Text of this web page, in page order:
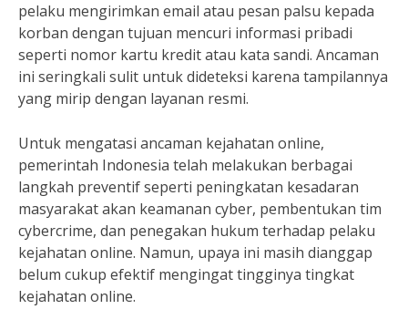
pelaku mengirimkan email atau pesan palsu kepada
korban dengan tujuan mencuri informasi pribadi
seperti nomor kartu kredit atau kata sandi. Ancaman
ini seringkali sulit untuk dideteksi karena tampilannya
yang mirip dengan layanan resmi.
Untuk mengatasi ancaman kejahatan online,
pemerintah Indonesia telah melakukan berbagai
langkah preventif seperti peningkatan kesadaran
masyarakat akan keamanan cyber, pembentukan tim
cybercrime, dan penegakan hukum terhadap pelaku
kejahatan online. Namun, upaya ini masih dianggap
belum cukup efektif mengingat tingginya tingkat
kejahatan online.